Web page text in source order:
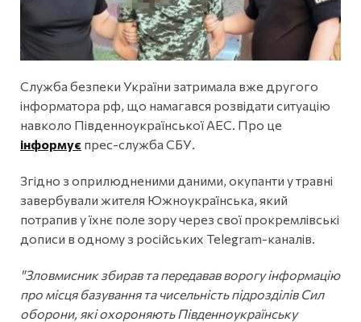
Служба безпеки України затримала вже другого
інформатора рф, що намагався розвідати ситуацію
навколо Південноукраїнської АЕС. Про це
інформує прес-служба СБУ.
Згідно з оприлюдненими даними, окупанти у травні
завербували жителя Южноукраїнська, який
потрапив у їхнє поле зору через свої прокремлівські
дописи в одному з російських Telegram-каналів.
"Зловмисник збирав та передавав ворогу інформацію
про місця базування та чисельність підрозділів Сил
оборони, які охороняють Південноукраїнську